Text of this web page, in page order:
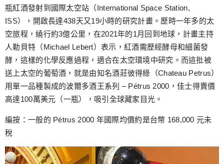
瓶紅酒發射到國際太空站（International Space Station,
ISS），開啟長達438天又19小時的研究計畫。歷時一年多的太
空旅程，繞行約3億公里，在2021年的1月回到地球，計畫主持
人勒貝特（Michael Lebert）表示，紅酒需歷經酵母和細菌發
酵，這樣的化學反應過程，適合在太空環境中研究。而這批被
送上太空的葡萄酒，就是由知名酒莊彼得綠（Chateau Petrus）
用單一品種製成的波爾多酒王系列 – Pétrus 2000，佳士得賣價
高達100萬美元（一瓶），吸引全球藏家目光。
編按：一般的 Pétrus 2000 年國際均價約是台幣 168,000 元未
稅